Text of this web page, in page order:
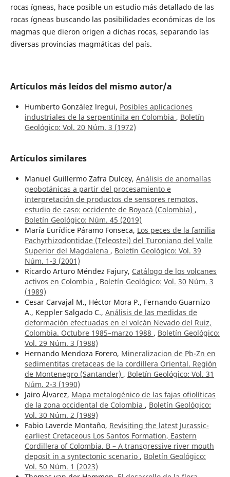
rocas ígneas, hace posible un estudio más detallado de las
rocas ígneas buscando las posibilidades económicas de los
magmas que dieron origen a dichas rocas, separando las
diversas provincias magmáticas del país.
Artículos más leídos del mismo autor/a
Humberto González lregui, Posibles aplicaciones
industriales de la serpentinita en Colombia , Boletín
Geológico: Vol. 20 Núm. 3 (1972)
Artículos similares
Manuel Guillermo Zafra Dulcey, Análisis de anomalías
geobotánicas a partir del procesamiento e
interpretación de productos de sensores remotos,
estudio de caso: occidente de Boyacá (Colombia) ,
Boletín Geológico: Núm. 45 (2019)
María Eurídice Páramo Fonseca, Los peces de la familia
Pachyrhizodontidae (Teleostei) del Turoniano del Valle
Superior del Magdalena , Boletín Geológico: Vol. 39
Núm. 1-3 (2001)
Ricardo Arturo Méndez Fajury, Catálogo de los volcanes
activos en Colombia , Boletín Geológico: Vol. 30 Núm. 3
(1989)
Cesar Carvajal M., Héctor Mora P., Fernando Guarnizo
A., Keppler Salgado C., Análisis de las medidas de
deformación efectuadas en el volcán Nevado del Ruiz,
Colombia. Octubre 1985–marzo 1988 , Boletín Geológico:
Vol. 29 Núm. 3 (1988)
Hernando Mendoza Forero, Mineralizacion de Pb-Zn en
sedimentitas cretaceas de la cordillera Oriental. Región
de Montenegro (Santander) , Boletín Geológico: Vol. 31
Núm. 2-3 (1990)
Jairo Álvarez, Mapa metalogénico de las fajas ofiolíticas
de la zona occidental de Colombia , Boletín Geológico:
Vol. 30 Núm. 2 (1989)
Fabio Laverde Montaño, Revisiting the latest Jurassic-
earliest Cretaceous Los Santos Formation, Eastern
Cordillera of Colombia. B – A transgressive river mouth
deposit in a syntectonic scenario , Boletín Geológico:
Vol. 50 Núm. 1 (2023)